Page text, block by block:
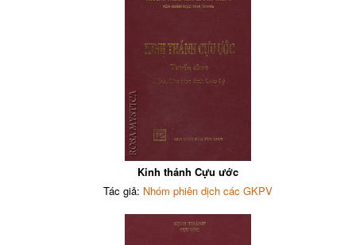
Kinh thánh Cựu ước
Tác giả: Nhóm phiên dịch các GKPV